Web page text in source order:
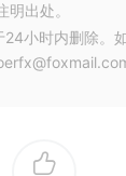
明出处。
小时内删除。